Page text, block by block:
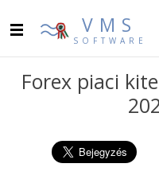
VMS
SOFTWARE
Forex piaci